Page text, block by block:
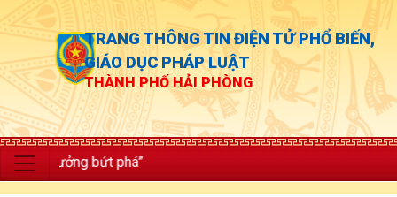
TRANG THÔNG TIN ĐIỆN TỬ PHỔ BIẾN,
GIÁO DỤC PHÁP LUẬT
THÀNH PHỐ HẢI PHÒNG
bứt phá”